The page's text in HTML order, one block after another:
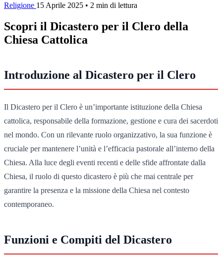
Religione 15 Aprile 2025 • 2 min di lettura
Scopri il Dicastero per il Clero della
Chiesa Cattolica
Introduzione al Dicastero per il Clero
Il Dicastero per il Clero è un’importante istituzione della Chiesa
cattolica, responsabile della formazione, gestione e cura dei sacerdoti
nel mondo. Con un rilevante ruolo organizzativo, la sua funzione è
cruciale per mantenere l’unità e l’efficacia pastorale all’interno della
Chiesa. Alla luce degli eventi recenti e delle sfide affrontate dalla
Chiesa, il ruolo di questo dicastero è più che mai centrale per
garantire la presenza e la missione della Chiesa nel contesto
contemporaneo.
Funzioni e Compiti del Dicastero